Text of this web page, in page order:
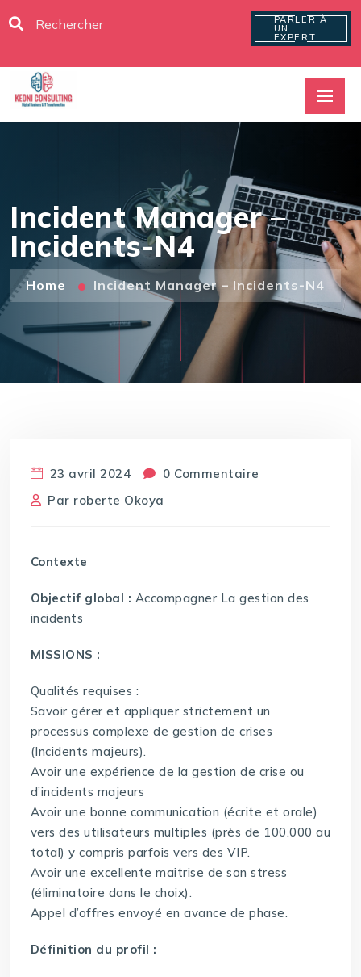
PARLER À
UN
EXPERT
Incident Manager –
Incidents-N4
Home Incident Manager – Incidents-N4
23 avril 2024
0 Commentaire
Par roberte Okoya
Contexte
Objectif global : Accompagner La gestion des
incidents
MISSIONS :
Qualités requises :
Savoir gérer et appliquer strictement un
processus complexe de gestion de crises
(Incidents majeurs).
Avoir une expérience de la gestion de crise ou
d’incidents majeurs
Avoir une bonne communication (écrite et orale)
vers des utilisateurs multiples (près de 100.000 au
total) y compris parfois vers des VIP.
Avoir une excellente maitrise de son stress
(éliminatoire dans le choix).
Appel d’offres envoyé en avance de phase.
Définition du profil :